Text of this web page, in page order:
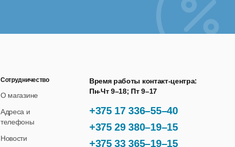
+375 17 336–55–40
+375 29 380–19–15
+375 33 365–19–15
Время работы контакт-центра:
Пн-Чт 9–18; Пт 9–17
Сотрудничество
О магазине
Адреса и
телефоны
Новости